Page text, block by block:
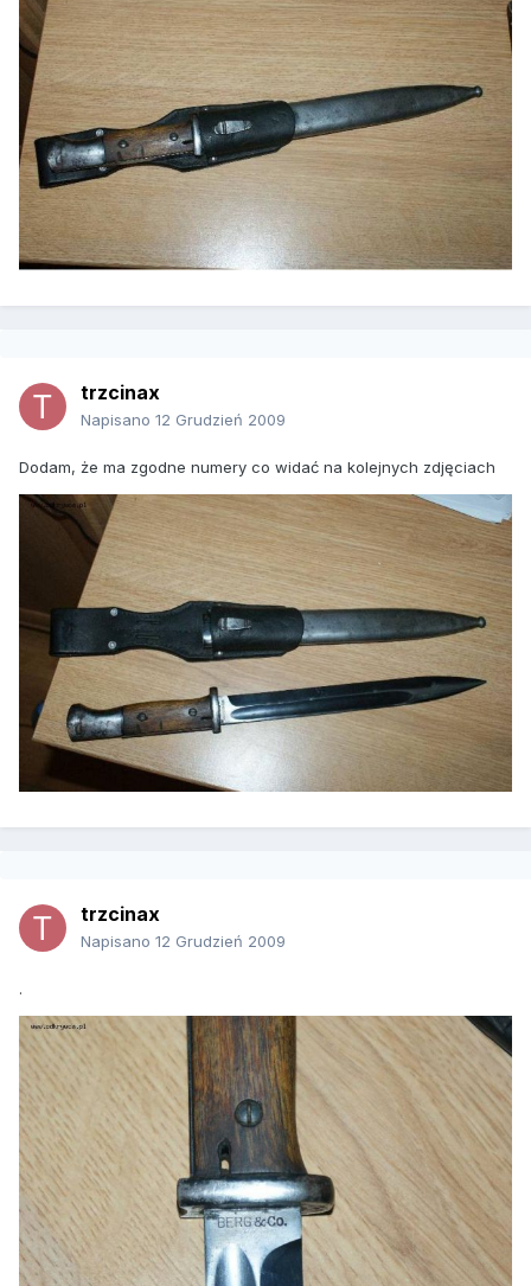
trzcinax
Napisano 12 Grudzień 2009
Dodam, że ma zgodne numery co widać na kolejnych zdjęciach
trzcinax
Napisano 12 Grudzień 2009
.